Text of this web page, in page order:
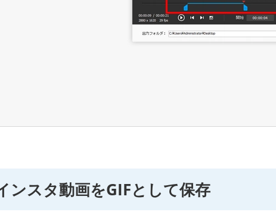
ンスタ動画をGIFとして保存